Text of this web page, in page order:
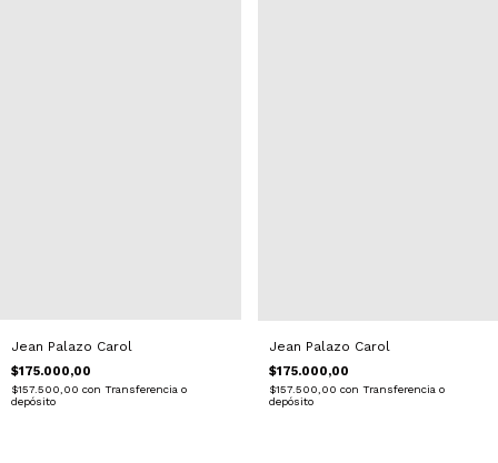
Jean Palazo Carol
$175.000,00
$157.500,00 con Transferencia o
depósito
Jean Palazo Carol
$175.000,00
$157.500,00 con Transferencia o
depósito